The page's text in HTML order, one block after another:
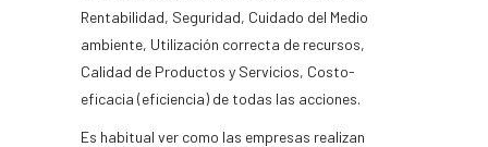
Rentabilidad, Seguridad, Cuidado del Medio
ambiente, Utilización correcta de recursos,
Calidad de Productos y Servicios, Costo-
eficacia (eficiencia) de todas las acciones.
Es habitual ver como las empresas realizan